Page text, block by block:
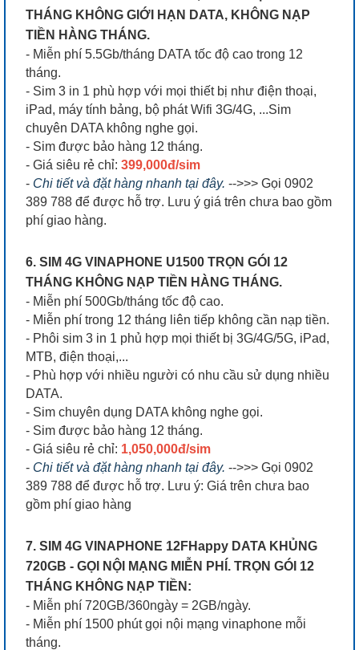
THÁNG KHÔNG GIỚI HẠN DATA, KHÔNG NẠP
TIỀN HÀNG THÁNG.
- Miễn phí 5.5Gb/tháng DATA tốc độ cao trong 12
tháng.
- Sim 3 in 1 phù hợp với mọi thiết bị như điện thoại,
iPad, máy tính bảng, bộ phát Wifi 3G/4G, ...Sim
chuyên DATA không nghe gọi.
- Sim được bảo hàng 12 tháng.
- Giá siêu rẻ chỉ: 399,000đ/sim
- Chi tiết và đặt hàng nhanh tại đây. -->>> Gọi 0902
389 788 để được hỗ trợ. Lưu ý giá trên chưa bao gồm
phí giao hàng.
6. SIM 4G VINAPHONE U1500 TRỌN GÓI 12
THÁNG KHÔNG NẠP TIỀN HÀNG THÁNG.
- Miễn phí 500Gb/tháng tốc độ cao.
- Miễn phí trong 12 tháng liên tiếp không cần nạp tiền.
- Phôi sim 3 in 1 phủ hợp mọi thiết bị 3G/4G/5G, iPad,
MTB, điện thoại,...
- Phù hợp với nhiều người có nhu cầu sử dụng nhiều
DATA.
- Sim chuyên dụng DATA không nghe gọi.
- Sim được bảo hàng 12 tháng.
- Giá siêu rẻ chỉ: 1,050,000đ/sim
- Chi tiết và đặt hàng nhanh tại đây. -->>> Gọi 0902
389 788 để được hỗ trợ. Lưu ý: Giá trên chưa bao
gồm phí giao hàng
7. SIM 4G VINAPHONE 12FHappy DATA KHỦNG
720GB - GỌI NỘI MẠNG MIỄN PHÍ. TRỌN GÓI 12
THÁNG KHÔNG NẠP TIỀN:
- Miễn phí 720GB/360ngày = 2GB/ngày.
- Miễn phí 1500 phút gọi nội mạng vinaphone mỗi
tháng.